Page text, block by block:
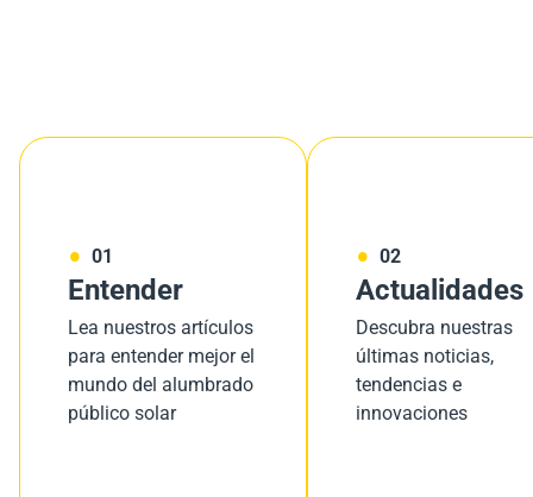
01
Entender
Lea nuestros artículos
para entender mejor el
mundo del alumbrado
público solar
02
Actualidades
Descubra nuestras
últimas noticias,
tendencias e
innovaciones